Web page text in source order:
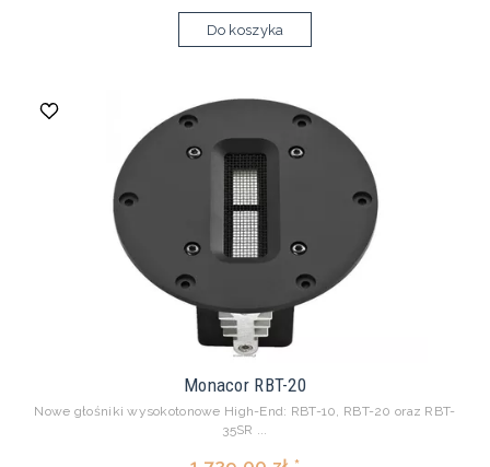
Do koszyka
Monacor RBT-20
Nowe głośniki wysokotonowe High-End: RBT-10, RBT-20 oraz RBT-
35SR ...